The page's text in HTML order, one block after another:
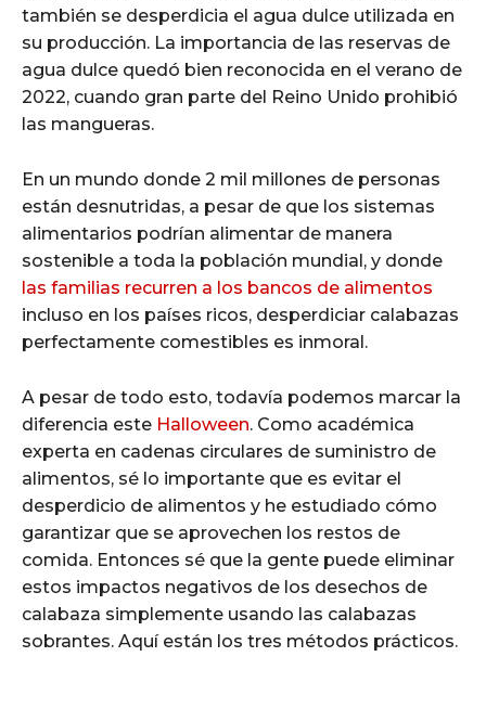
también se desperdicia el agua dulce utilizada en
su producción. La importancia de las reservas de
agua dulce quedó bien reconocida en el verano de
2022, cuando gran parte del Reino Unido prohibió
las mangueras.
En un mundo donde 2 mil millones de personas
están desnutridas, a pesar de que los sistemas
alimentarios podrían alimentar de manera
sostenible a toda la población mundial, y donde
las familias recurren a los bancos de alimentos
incluso en los países ricos, desperdiciar calabazas
perfectamente comestibles es inmoral.
A pesar de todo esto, todavía podemos marcar la
diferencia este Halloween. Como académica
experta en cadenas circulares de suministro de
alimentos, sé lo importante que es evitar el
desperdicio de alimentos y he estudiado cómo
garantizar que se aprovechen los restos de
comida. Entonces sé que la gente puede eliminar
estos impactos negativos de los desechos de
calabaza simplemente usando las calabazas
sobrantes. Aquí están los tres métodos prácticos.